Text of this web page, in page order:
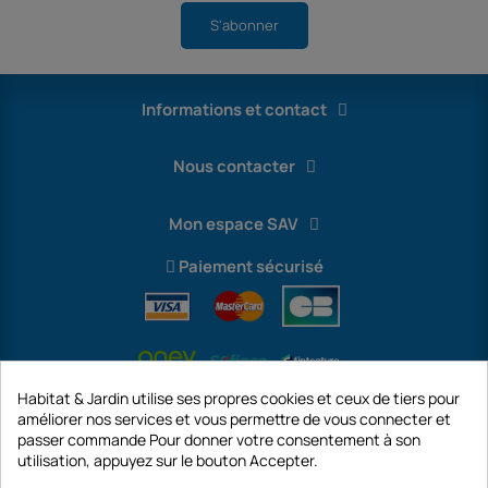
S'abonner
Informations et contact
Nous contacter
Mon espace SAV
Paiement sécurisé
International
Habitat & Jardin utilise ses propres cookies et ceux de tiers pour
améliorer nos services et vous permettre de vous connecter et
passer commande Pour donner votre consentement à son
utilisation, appuyez sur le bouton Accepter.